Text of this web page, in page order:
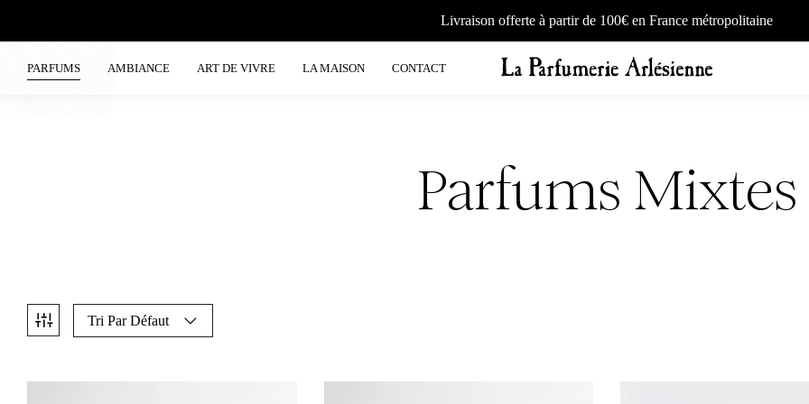
Livraison offerte à partir de 100€ en France métropolitaine
PARFUMS AMBIANCE ART DE VIVRE LA MAISON CONTACT
Parfums Mixtes
Tri Par Défaut